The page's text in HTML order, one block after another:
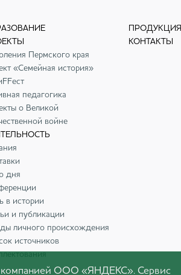
Пермского края
«Семейная история»
педагогика
о Великой
войне
дня
в истории
и публикации
личного происхождения
источников
ПРОДУКЦИЯ
КОНТАКТЫ
компанией ООО «ЯНДЕКС». Сервис